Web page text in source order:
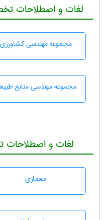
لغات و اصطلاحات
مجموعه مهندسی كشاورزی
مجموعه مهندسی منابع
لغات و
معماری